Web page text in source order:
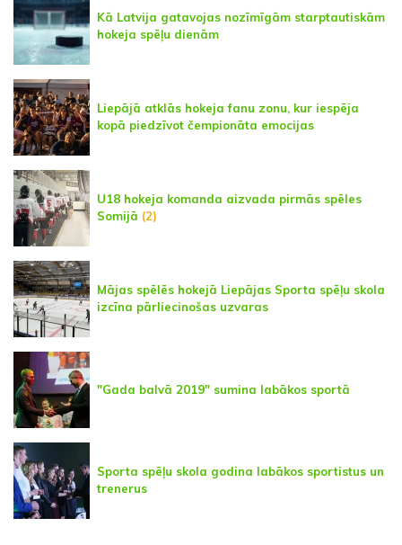
Kā Latvija gatavojas nozīmīgām starptautiskām
hokeja spēļu dienām
Liepājā atklās hokeja fanu zonu, kur iespēja
kopā piedzīvot čempionāta emocijas
U18 hokeja komanda aizvada pirmās spēles
Somijā (2)
Mājas spēlēs hokejā Liepājas Sporta spēļu skola
izcīna pārliecinošas uzvaras
"Gada balvā 2019" sumina labākos sportā
Sporta spēļu skola godina labākos sportistus un
trenerus